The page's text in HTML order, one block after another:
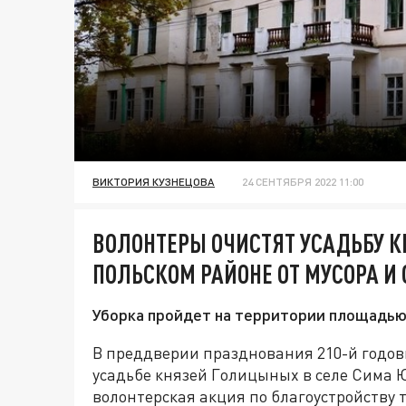
ВИКТОРИЯ КУЗНЕЦОВА 24 СЕНТЯБРЯ 2022 11:00
ВОЛОНТЕРЫ ОЧИСТЯТ УСАДЬБУ
ПОЛЬСКОМ РАЙОНЕ ОТ МУСОРА И
Уборка пройдет на территории
В преддверии празднования 210-й
усадьбе князей Голицыных в селе Сима
волонтерская акция по